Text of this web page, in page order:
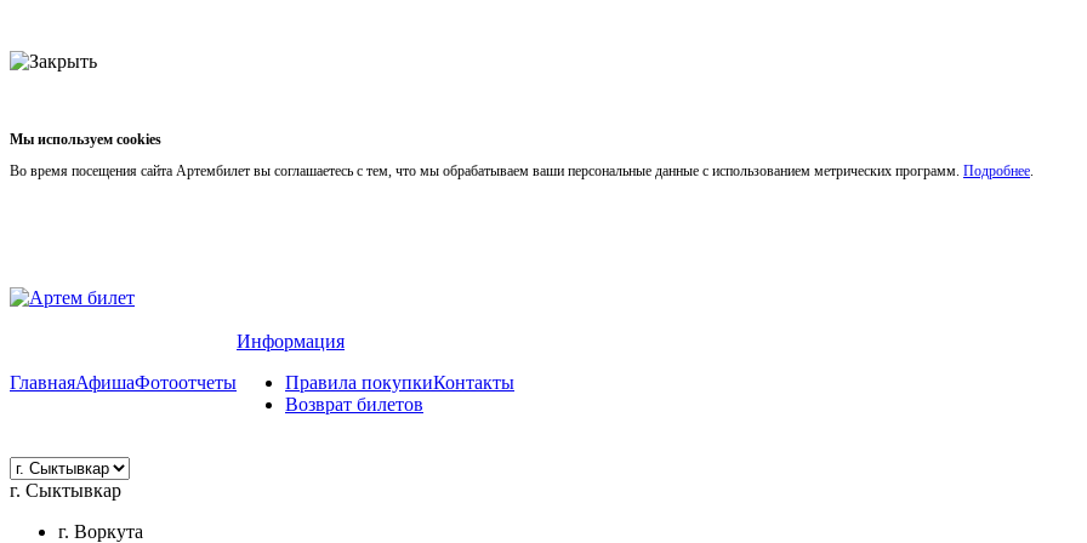
Мы используем cookies
Во время посещения сайта Артембилет вы соглашаетесь с тем, что мы обрабатываем ваши персональные данные с использованием метрических программ. Подробнее.
ГлавнаяАфишаФотоотчеты
Информация
Правила покупки
Возврат билетов
Контакты
г. Сыктывкар
г. Воркута